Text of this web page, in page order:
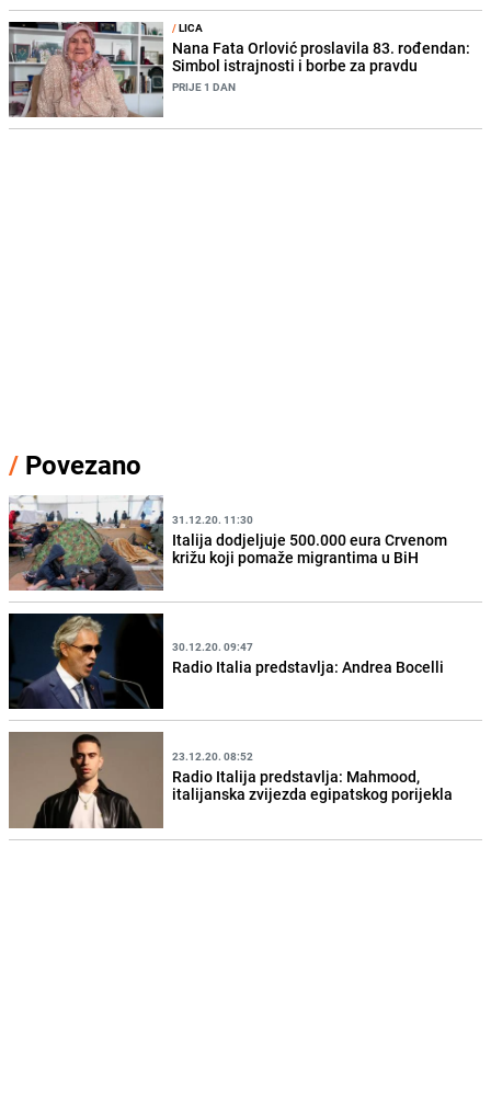
/LICA
Nana Fata Orlović proslavila 83. rođendan:
Simbol istrajnosti i borbe za pravdu
PRIJE 1 DAN
/ Povezano
31.12.20. 11:30
Italija dodjeljuje 500.000 eura Crvenom
križu koji pomaže migrantima u BiH
30.12.20. 09:47
Radio Italia predstavlja: Andrea Bocelli
23.12.20. 08:52
Radio Italija predstavlja: Mahmood,
italijanska zvijezda egipatskog porijekla